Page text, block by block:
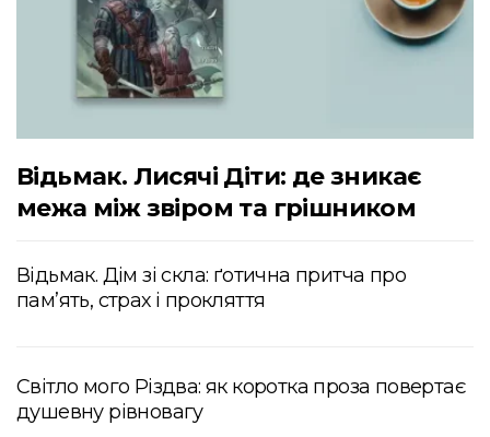
Відьмак. Лисячі Діти: де зникає
межа між звіром та грішником
Відьмак. Дім зі скла: ґотична притча про
пам’ять, страх і прокляття
Світло мого Різдва: як коротка проза повертає
душевну рівновагу